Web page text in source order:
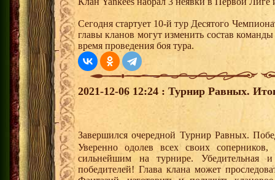
Сегодня стартует 10-й тур Десятого
главы кланов могут изменить состав
время проведения боя тура.
2021-12-06 12:24 : Турнир Равных.
Завершился очередной Турнир Равных.
Уверенно одолев всех своих
сильнейшим на турнире. Убедительная
победителей! Глава клана может